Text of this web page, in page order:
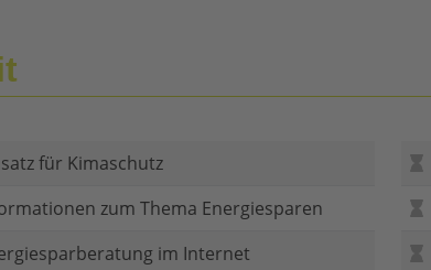
für Kimaschutz
zum Thema Energiesparen
im Internet